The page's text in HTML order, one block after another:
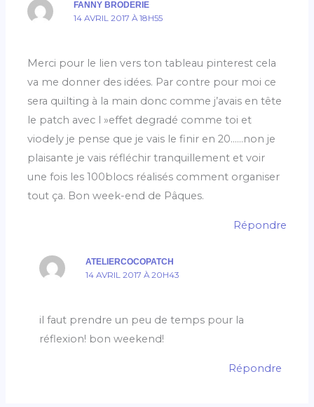
FANNY BRODERIE
14 AVRIL 2017 À 18H55
Merci pour le lien vers ton tableau pinterest cela
va me donner des idées. Par contre pour moi ce
sera quilting à la main donc comme j’avais en tête
le patch avec l »effet degradé comme toi et
viodely je pense que je vais le finir en 20……non je
plaisante je vais réfléchir tranquillement et voir
une fois les 100blocs réalisés comment organiser
tout ça. Bon week-end de Pâques.
Répondre
ATELIERCOCOPATCH
14 AVRIL 2017 À 20H43
il faut prendre un peu de temps pour la
réflexion! bon weekend!
Répondre